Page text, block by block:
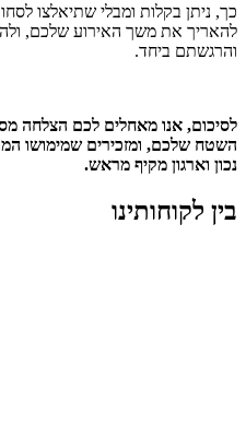
כך, ניתן בקלות ומבלי שתיאלצו
להאריך את משך האירוע שלכם,
והרגשתם ביחד.
לסיכום, אנו מאחלים לכם הצלחה
השטח שלכם, ומזכירים שמימושו
נכון וארגון מקיף מראש.
בין לקוחותינו